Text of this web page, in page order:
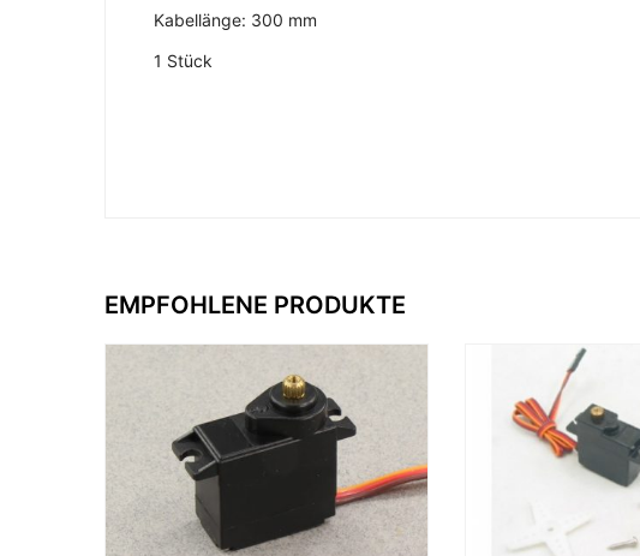
Kabellänge: 300 mm
1 Stück
EMPFOHLENE PRODUKTE